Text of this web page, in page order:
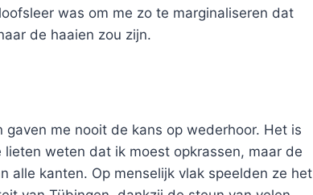
was om me zo te marginaliseren dat
de haaien zou zijn.
me nooit de kans op wederhoor. Het is
weten dat ik moest opkrassen, maar de
alle kanten. Op menselijk vlak speelden ze het